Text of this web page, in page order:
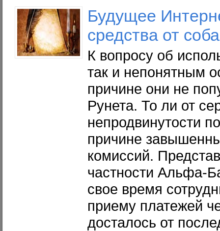
Будущее
средства от
К вопросу об
так и непонятным
причине они не
Рунета. То ли от
непродвинутости
причине
комиссий.
частности Альфа-
свое время
приему платежей
досталось от